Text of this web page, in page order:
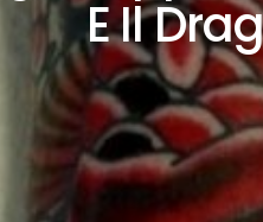
E Il